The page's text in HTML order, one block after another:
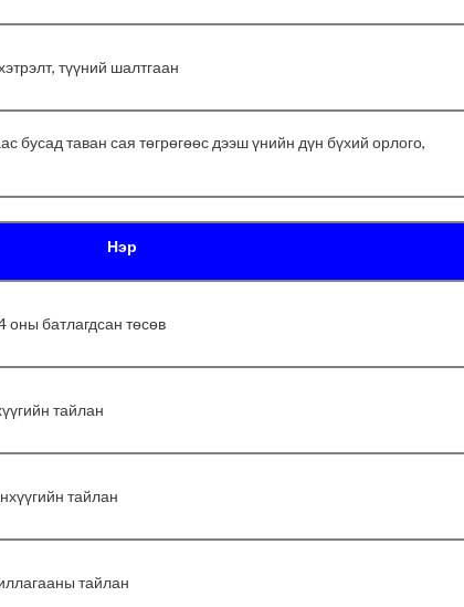
түүний шалтгаан
бусад таван сая төгрөгөөс дээш үнийн дүн бүхий орлого,
Нэр
оны батлагдсан төсөв
тайлан
тайлан
тайлан